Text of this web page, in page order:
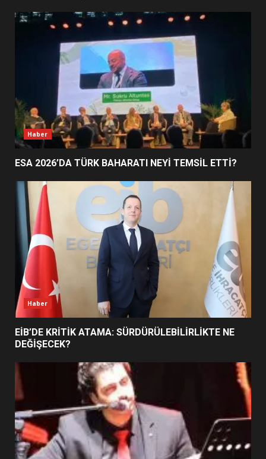
EİB’DE KRİTİK ATAMA:
SÜRDÜRÜLEBİLİRLİKTE NE
DEĞİŞECEK?
4
EDREMİT’İN GURURU TÜRKİYE
FİNALİNDE NE BAŞARDI?
5
UZATILDI: NE DEĞİŞTİ?
6
BURHANİYE SATRANÇ
TURNUVASI KAYITLARI NEYİ
DEĞİŞTİRİYOR?
BURHANİYE BELEDİYESPOR’DA
YENİ YÖNETİM NASIL
Haber
ESA 2026’DA TÜRK BAHARATI NEYİ TEMSİL ETTİ?
Haber
EİB’DE KRİTİK ATAMA: SÜRDÜRÜLEBİLİRLİKTE NE
DEĞİŞECEK?